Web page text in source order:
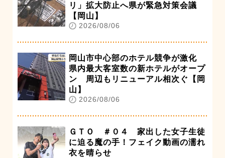
リ」拡大防止へ県が緊急対策会議
【岡山】
2026/08/06
岡山市中心部のホテル競争が激化
県内最大客室数の新ホテルがオープ
ン 周辺もリニューアル相次ぐ【岡
山】
2026/08/06
ＧＴＯ ＃０４ 家出した女子生徒
に迫る魔の手！フェイク動画の濡れ
衣を晴らせ